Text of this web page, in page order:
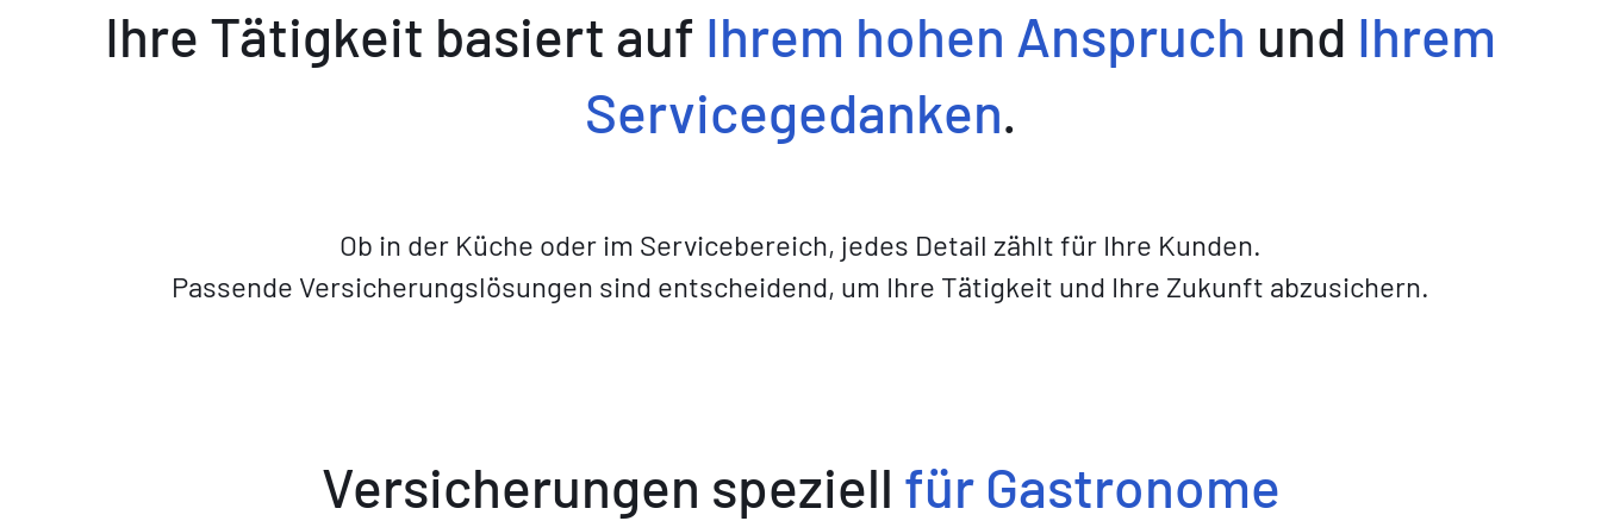
Ihre Tätigkeit basiert auf Ihrem hohen Anspruch und Ihrem
Servicegedanken.
Ob in der Küche oder im Servicebereich, jedes Detail zählt für Ihre Kunden.
Passende Versicherungslösungen sind entscheidend, um Ihre Tätigkeit und Ihre Zukunft abzusichern.
Versicherungen speziell für Gastronome